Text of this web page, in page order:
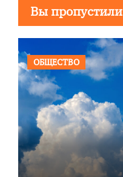
Вы пропустили
ОБЩЕСТВО